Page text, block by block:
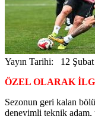
Yayın Tarihi: 12 Şubat
ÖZEL OLARAK
Sezonun geri kalan
deneyimli teknik adam,